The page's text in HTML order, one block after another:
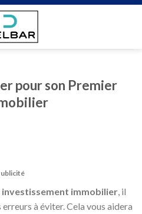
pour son Premier
investissement immobilier , il
à éviter. Cela vous aidera